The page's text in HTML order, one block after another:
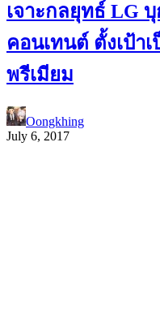
เจาะกลยุทธ์ LG
คอนเทนต์ ตั้งเป้า
พรีเมียม
Oongkhing
July 6, 2017